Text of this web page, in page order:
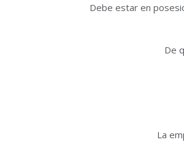
Debe estar en
De
La